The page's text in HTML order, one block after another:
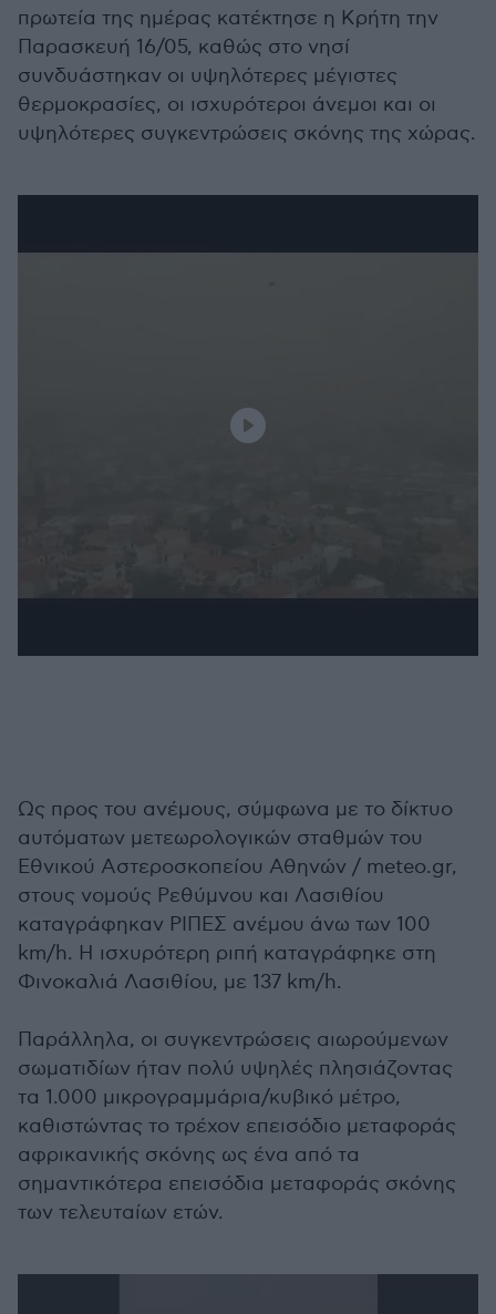
πρωτεία της ημέρας κατέκτησε η Κρήτη την
Παρασκευή 16/05, καθώς στο νησί
συνδυάστηκαν οι υψηλότερες μέγιστες
θερμοκρασίες, οι ισχυρότεροι άνεμοι και οι
υψηλότερες συγκεντρώσεις σκόνης της χώρας.
Ως προς του ανέμους, σύμφωνα με το δίκτυο
αυτόματων μετεωρολογικών σταθμών του
Εθνικού Αστεροσκοπείου Αθηνών / meteo.gr,
στους νομούς Ρεθύμνου και Λασιθίου
καταγράφηκαν ΡΙΠΕΣ ανέμου άνω των 100
km/h. Η ισχυρότερη ριπή καταγράφηκε στη
Φινοκαλιά Λασιθίου, με 137 km/h.
Παράλληλα, οι συγκεντρώσεις αιωρούμενων
σωματιδίων ήταν πολύ υψηλές πλησιάζοντας
τα 1.000 μικρογραμμάρια/κυβικό μέτρο,
καθιστώντας το τρέχον επεισόδιο μεταφοράς
αφρικανικής σκόνης ως ένα από τα
σημαντικότερα επεισόδια μεταφοράς σκόνης
των τελευταίων ετών.